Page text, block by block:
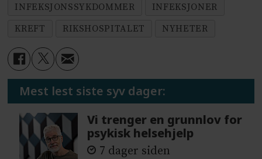
INFEKSJONSSYKDOMMER
INFEKSJONER
KREFT
RIKSHOSPITALET NYHETER
Mest lest siste syv dager:
Vi trenger en grunnlov for
psykisk helsehjelp
7 dager siden